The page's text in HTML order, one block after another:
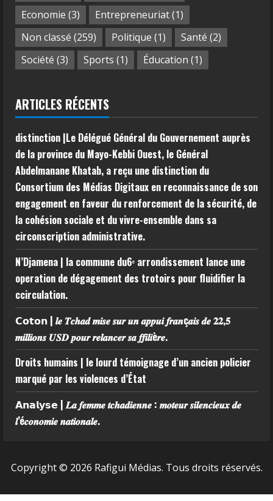
Economie (3) Entrepreneuriat(1)
Non classé (259) Politique (1) Santé (2)
Société (3) Sports (1) Éducation (1)
ARTICLES RÉCENTS
distinction |Le Délégué Général du Gouvernement auprès
de la province du Mayo-Kebbi Ouest, le Général
Abdelmanane Khatab, a reçu une distinction du
Consortium des Médias Digitaux en reconnaissance de son
engagement en faveur du renforcement de la sécurité, de
la cohésion sociale et du vivre-ensemble dans sa
circonscription administrative.
N’Djamena | la commune du6ᵉ arrondissement lance une
operation de dégagement des trotoirs pour fluidifier la
ccirculation.
𝗖𝗼𝘁𝗼𝗻 | 𝒍𝒆 𝑻𝒄𝒉𝒂𝒅 𝒎𝒊𝒔𝒆 𝒔𝒖𝒓 𝒖𝒏 𝒂𝒑𝒑𝒖𝒊 𝒇𝒓𝒂𝒏ç𝒂𝒊𝒔 𝒅𝒆 𝟐𝟐,𝟓
𝒎𝒊𝒍𝒍𝒊𝒐𝒏𝒔 𝑼𝑺𝑫 𝒑𝒐𝒖𝒓 𝒓𝒆𝒍𝒂𝒏𝒄𝒆𝒓 𝒔𝒂 𝒇𝒇𝒊𝒍𝒊è𝒓𝒆.
Droits humains | le lourd témoignage d’un ancien policier
marqué par les violences d’État
𝗔𝗻𝗮𝗹𝘆𝘀𝗲 | 𝑳𝒂 𝒇𝒆𝒎𝒎𝒆 𝒕𝒄𝒉𝒂𝒅𝒊𝒆𝒏𝒏𝒆 : 𝒎𝒐𝒕𝒆𝒖𝒓 𝒔𝒊𝒍𝒆𝒏𝒄𝒊𝒆𝒖𝒙 𝒅𝒆
𝒍’é𝒄𝒐𝒏𝒐𝒎𝒊𝒆 𝒏𝒂𝒕𝒊𝒐𝒏𝒂𝒍𝒆.
Copyright © 2026 Rafigui Médias. Tous droits réservés.